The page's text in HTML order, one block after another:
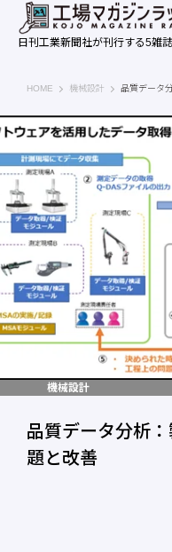
日刊工業新聞社が刊行する5雑
HOME 工場マガジンラック｜日刊工
機械設計 品質データ
機械設計
品質データ分析
題と改善